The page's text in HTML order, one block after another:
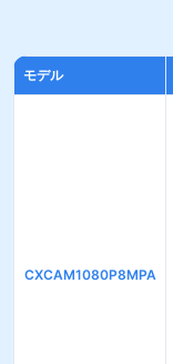
モデル
CXCAM1080P8MPA